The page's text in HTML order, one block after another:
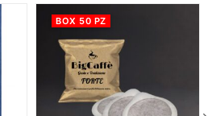
BOX 50 PZ